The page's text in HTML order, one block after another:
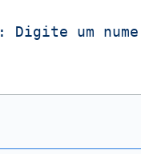
Digite um